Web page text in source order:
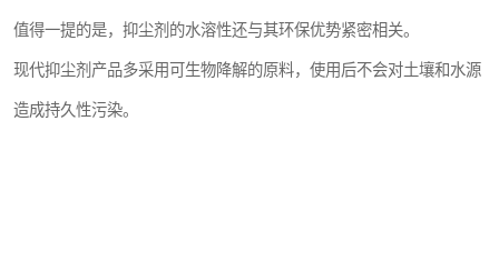
值得一提的是，抑尘剂的水溶性还与其环保优势紧密相关。
现代抑尘剂产品多采用可生物降解的原料，使用后不会对土壤和水源
造成持久性污染。